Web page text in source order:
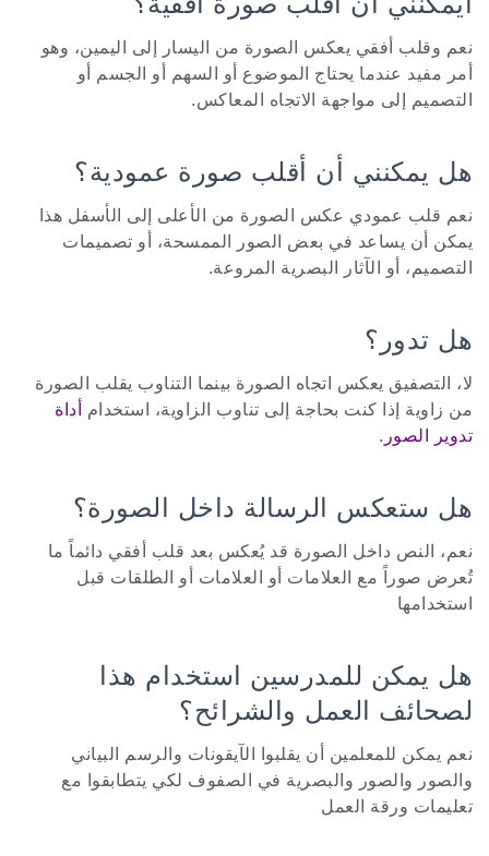
نعم وقلب أفقي يعكس الصورة من اليسار إلى اليمين، وهو
أمر مفيد عندما يحتاج الموضوع أو السهم أو الجسم أو
التصميم إلى مواجهة الاتجاه المعاكس.
هل يمكنني أن أقلب صورة عمودية؟
نعم قلب عمودي عكس الصورة من الأعلى إلى الأسفل هذا
يمكن أن يساعد في بعض الصور الممسحة، أو تصميمات
التصميم، أو الآثار البصرية المروعة.
هل تدور؟
لا، التصفيق يعكس اتجاه الصورة بينما التناوب يقلب الصورة
من زاوية إذا كنت بحاجة إلى تناوب الزاوية، استخدام
أداة
تدوير الصور .
هل ستعكس الرسالة داخل الصورة؟
نعم، النص داخل الصورة قد يُعكس بعد قلب أفقي دائماً ما
تُعرض صوراً مع العلامات أو العلامات أو الطلقات قبل
استخدامها
هل يمكن للمدرسين استخدام هذا
لصحائف العمل والشرائح؟
نعم يمكن للمعلمين أن يقلبوا الآيقونات والرسم البياني
والصور والصور والبصرية في الصفوف لكي يتطابقوا مع
تعليمات ورقة العمل